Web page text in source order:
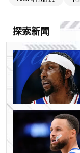
探索新聞